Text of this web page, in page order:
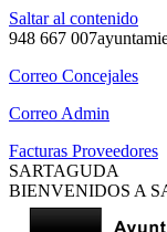
Saltar al contenido
948 667 007
Correo Concejales
Correo Admin
Facturas Proveedores
SARTAGUDA
BIENVENIDOS A